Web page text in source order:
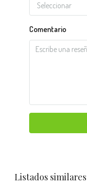
Seleccionar
Comentario
Listados similares